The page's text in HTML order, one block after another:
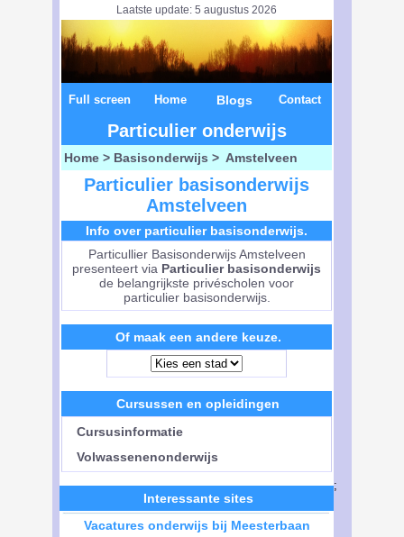
Laatste update: 5 augustus 2026
Full screen Home Blogs Contact
Particulier onderwijs
Home > Basisonderwijs > Amstelveen
Particulier basisonderwijs
Amstelveen
Info over particulier basisonderwijs.
Particullier Basisonderwijs Amstelveen
presenteert via Particulier basisonderwijs
de belangrijkste privéscholen voor
particulier basisonderwijs.
Of maak een andere keuze.
Cursussen en opleidingen
Cursusinformatie
Volwassenenonderwijs
Interessante sites
Vacatures onderwijs bij Meesterbaan
;